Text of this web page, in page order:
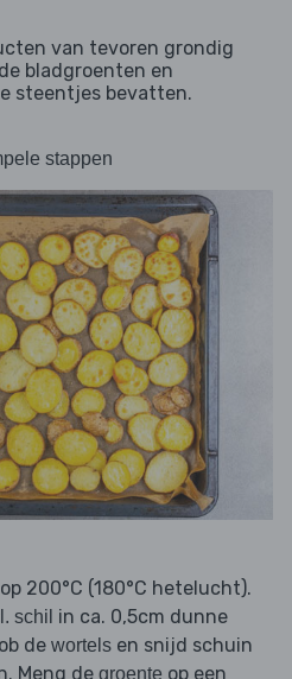
van tevoren grondig
bladgroenten en
steentjes bevatten.
stappen
200°C (180°C hetelucht).
schil in ca. 0,5cm dunne
de wortels en snijd schuin
Meng de groente op een